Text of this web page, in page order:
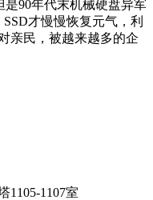
90年代末机械硬盘异军
才慢慢恢复元气，利
亲民，被越来越多的企
1105-1107室